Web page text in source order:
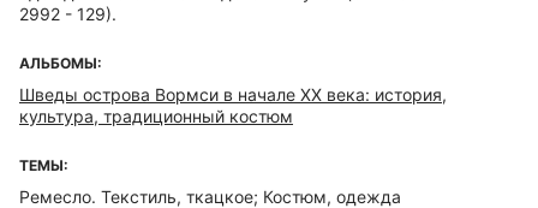
2992 - 129).
АЛЬБОМЫ:
Шведы острова Вормси в начале ХХ века: история,
культура, традиционный костюм
ТЕМЫ:
Ремесло. Текстиль, ткацкое; Костюм, одежда